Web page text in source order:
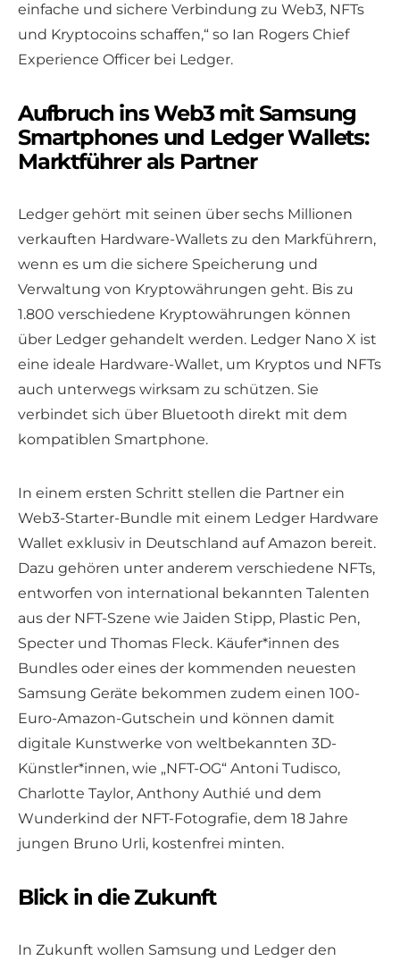
einfache und sichere Verbindung zu Web3, NFTs
und Kryptocoins schaffen,“ so Ian Rogers Chief
Experience Officer bei Ledger.
Aufbruch ins Web3 mit Samsung
Smartphones und Ledger Wallets:
Marktführer als Partner
Ledger gehört mit seinen über sechs Millionen
verkauften Hardware-Wallets zu den Markführern,
wenn es um die sichere Speicherung und
Verwaltung von Kryptowährungen geht. Bis zu
1.800 verschiedene Kryptowährungen können
über Ledger gehandelt werden. Ledger Nano X ist
eine ideale Hardware-Wallet, um Kryptos und NFTs
auch unterwegs wirksam zu schützen. Sie
verbindet sich über Bluetooth direkt mit dem
kompatiblen Smartphone.
In einem ersten Schritt stellen die Partner ein
Web3-Starter-Bundle mit einem Ledger Hardware
Wallet exklusiv in Deutschland auf Amazon bereit.
Dazu gehören unter anderem verschiedene NFTs,
entworfen von international bekannten Talenten
aus der NFT-Szene wie Jaiden Stipp, Plastic Pen,
Specter und Thomas Fleck. Käufer*innen des
Bundles oder eines der kommenden neuesten
Samsung Geräte bekommen zudem einen 100-
Euro-Amazon-Gutschein und können damit
digitale Kunstwerke von weltbekannten 3D-
Künstler*innen, wie „NFT-OG“ Antoni Tudisco,
Charlotte Taylor, Anthony Authié und dem
Wunderkind der NFT-Fotografie, dem 18 Jahre
jungen Bruno Urli, kostenfrei minten.
Blick in die Zukunft
In Zukunft wollen Samsung und Ledger den